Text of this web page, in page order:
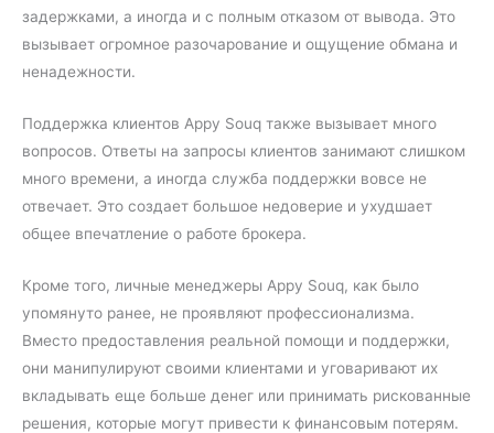
задержками, а иногда и с полным отказом от вывода. Это
вызывает огромное разочарование и ощущение обмана и
ненадежности.
Поддержка клиентов Appy Souq также вызывает много
вопросов. Ответы на запросы клиентов занимают слишком
много времени, а иногда служба поддержки вовсе не
отвечает. Это создает большое недоверие и ухудшает
общее впечатление о работе брокера.
Кроме того, личные менеджеры Appy Souq, как было
упомянуто ранее, не проявляют профессионализма.
Вместо предоставления реальной помощи и поддержки,
они манипулируют своими клиентами и уговаривают их
вкладывать еще больше денег или принимать рискованные
решения, которые могут привести к финансовым потерям.